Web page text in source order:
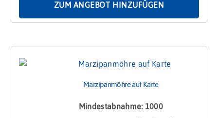
ZUM ANGEBOT HINZUFÜGEN
Marzipanmöhre auf Karte
Mindestabnahme: 1000